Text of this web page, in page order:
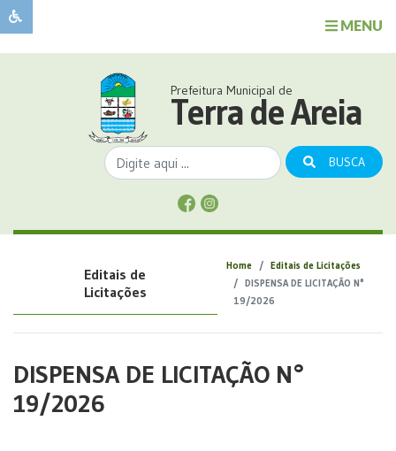
MENU
Sobre
Sobre
Prefeitura Municipal de
Terra de Areia
BUSCA
Editais de
Licitações
Home
Editais de Licitações
DISPENSA DE LICITAÇÃO N°
19/2026
DISPENSA DE LICITAÇÃO N°
19/2026